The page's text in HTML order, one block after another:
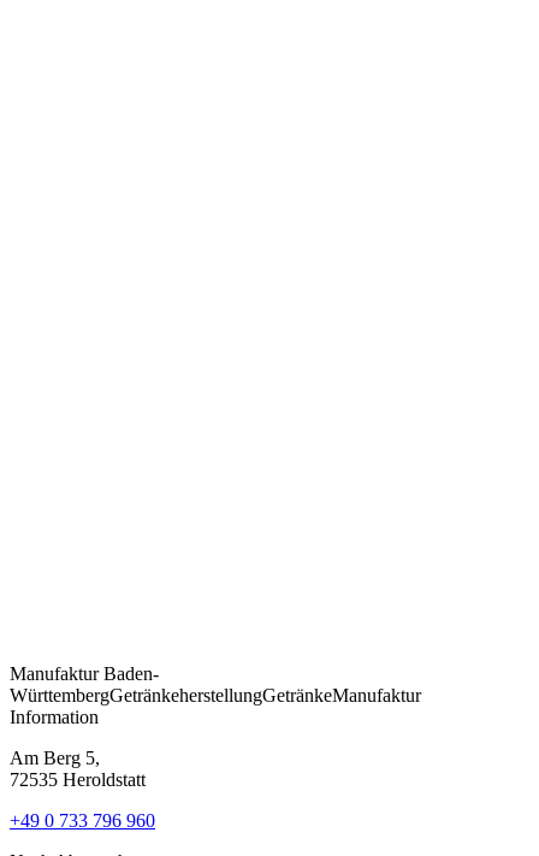
Manufaktur Baden-
WürttembergGetränkeherstellungGetränkeManufaktur
Information
Am Berg 5,
72535 Heroldstatt
+49 0 733 796 960